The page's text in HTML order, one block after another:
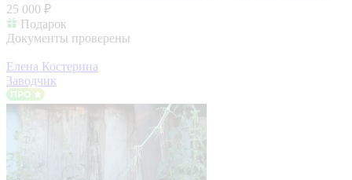
25 000 ₽
Подарок
Документы проверены
Елена Костерина
Заводчик